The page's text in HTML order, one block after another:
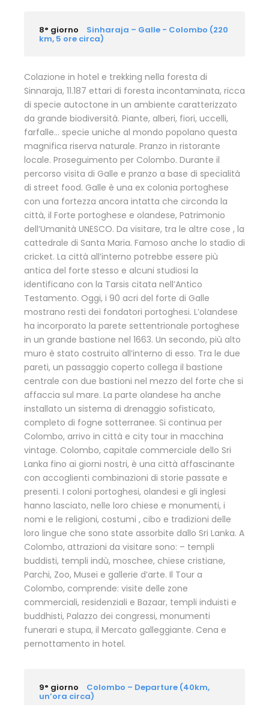
8° giorno Sinharaja – Galle - Colombo (220
km, 5 ore circa)
Colazione in hotel e trekking nella foresta di
Sinnaraja, 11.187 ettari di foresta incontaminata, ricca
di specie autoctone in un ambiente caratterizzato
da grande biodiversità. Piante, alberi, fiori, uccelli,
farfalle… specie uniche al mondo popolano questa
magnifica riserva naturale. Pranzo in ristorante
locale. Proseguimento per Colombo. Durante il
percorso visita di Galle e pranzo a base di specialità
di street food. Galle è una ex colonia portoghese
con una fortezza ancora intatta che circonda la
città, il Forte portoghese e olandese, Patrimonio
dell’Umanità UNESCO. Da visitare, tra le altre cose , la
cattedrale di Santa Maria. Famoso anche lo stadio di
cricket. La città all’interno potrebbe essere più
antica del forte stesso e alcuni studiosi la
identificano con la Tarsis citata nell’Antico
Testamento. Oggi, i 90 acri del forte di Galle
mostrano resti dei fondatori portoghesi. L’olandese
ha incorporato la parete settentrionale portoghese
in un grande bastione nel 1663. Un secondo, più alto
muro è stato costruito all’interno di esso. Tra le due
pareti, un passaggio coperto collega il bastione
centrale con due bastioni nel mezzo del forte che si
affaccia sul mare. La parte olandese ha anche
installato un sistema di drenaggio sofisticato,
completo di fogne sotterranee. Si continua per
Colombo, arrivo in città e city tour in macchina
vintage. Colombo, capitale commerciale dello Sri
Lanka fino ai giorni nostri, è una città affascinante
con accoglienti combinazioni di storie passate e
presenti. I coloni portoghesi, olandesi e gli inglesi
hanno lasciato, nelle loro chiese e monumenti, i
nomi e le religioni, costumi , cibo e tradizioni delle
loro lingue che sono state assorbite dallo Sri Lanka. A
Colombo, attrazioni da visitare sono: – templi
buddisti, templi indù, moschee, chiese cristiane,
Parchi, Zoo, Musei e gallerie d’arte. Il Tour a
Colombo, comprende: visite delle zone
commerciali, residenziali e Bazaar, templi induisti e
buddhisti, Palazzo dei congressi, monumenti
funerari e stupa, il Mercato galleggiante. Cena e
pernottamento in hotel.
9° giorno Colombo – Departure (40km,
un’ora circa)